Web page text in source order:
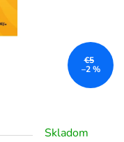
Skladom
€5
–2 %